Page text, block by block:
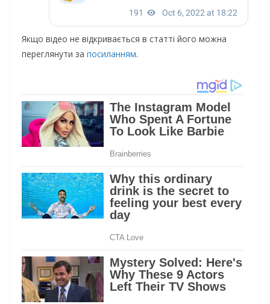
Якщо відео не відкривається в статті його можна
переглянути за посиланням.